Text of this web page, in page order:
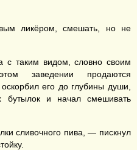
ликёром, смешать, но не
с таким видом, словно своим
заведении продаются
его до глубины души,
бутылок и начал смешивать
сливочного пива, — пискнул